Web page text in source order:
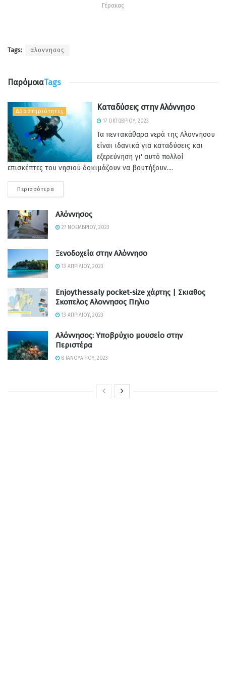
Γέρακας
Tags: αλοννησος
ΠαρόμοιαTags
Δραστηριότητες Καταδύσεις στην Αλόννησο
17 ΟΚΤΩΒΡΊΟΥ, 2023
Τα πεντακάθαρα νερά της Αλοννήσου
είναι ιδανικά για καταδύσεις και
εξερεύνηση γι' αυτό πολλοί
επισκέπτες του νησιού δοκιμάζουν να βουτήξουν....
Περισσότερα
Αλόννησος
27 ΝΟΕΜΒΡΊΟΥ, 2023
Ξενοδοχεία στην Αλόννησο
13 ΑΠΡΙΛΊΟΥ, 2023
Enjoythessaly pocket-size χάρτης | Σκιαθος
Σκοπελος Αλοννησος Πηλιο
13 ΑΠΡΙΛΊΟΥ, 2023
Αλόννησος: Υποβρύχιο μουσείο στην
Περιστέρα
8 ΙΑΝΟΥΑΡΊΟΥ, 2023